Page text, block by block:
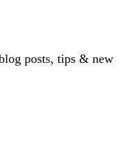
posts, tips & new